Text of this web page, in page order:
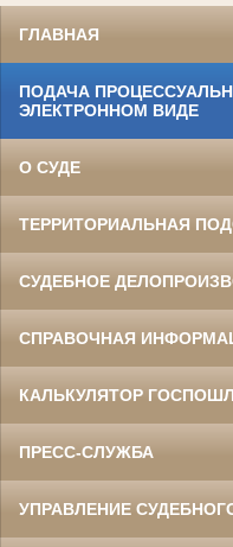
ГЛАВНАЯ
ПОДАЧА
ЭЛЕКТРОННОМ ВИДЕ
О СУДЕ
ТЕРРИТОРИАЛЬНАЯ
СУДЕБНОЕ
СПРАВОЧНАЯ
КАЛЬКУЛЯТОР
ПРЕСС-СЛУЖБА
УПРАВЛЕНИЕ